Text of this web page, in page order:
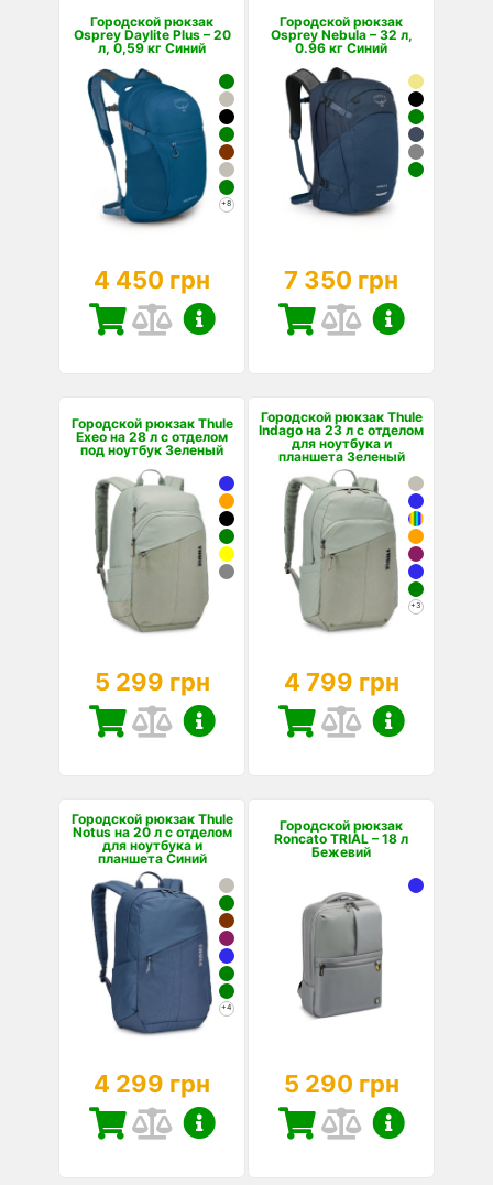
Городской рюкзак
Osprey Daylite Plus – 20
л, 0,59 кг Синий
+8
4 450 грн
Городской рюкзак
Osprey Nebula – 32 л,
0.96 кг Синий
7 350 грн
Городской рюкзак Thule
Exeo на 28 л с отделом
под ноутбук Зеленый
5 299 грн
Городской рюкзак Thule
Indago на 23 л с отделом
для ноутбука и
планшета Зеленый
+3
4 799 грн
Городской рюкзак Thule
Notus на 20 л с отделом
для ноутбука и
планшета Синий
+4
4 299 грн
Городской рюкзак
Roncato TRIAL – 18 л
Бежевий
5 290 грн